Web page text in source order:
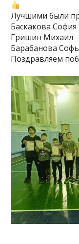
Лучшими были
Баскакова София
Гришин Михаил
Барабанова
Поздравляем